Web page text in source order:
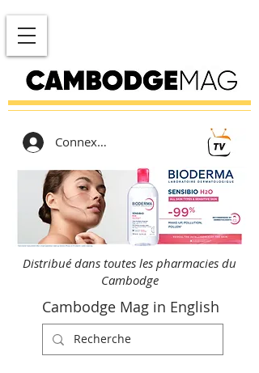
Connexion
Distribué dans toutes les pharmacies du
Cambodge
Cambodge Mag in English